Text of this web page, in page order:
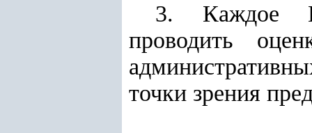
3. Каждое
проводить
точки зрения